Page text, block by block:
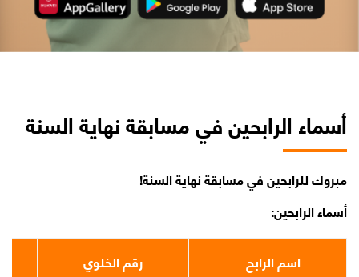
أسماء الرابحين في مسابقة نهاية السنة
مبروك للرابحين في مسابقة نهاية السنة!
أسماء الرابحين:
اسم الرابح رقم الخلوي